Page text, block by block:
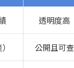
透明度高
公開且可查